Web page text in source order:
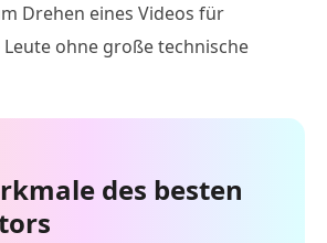
Drehen eines Videos für
ohne große technische
des besten